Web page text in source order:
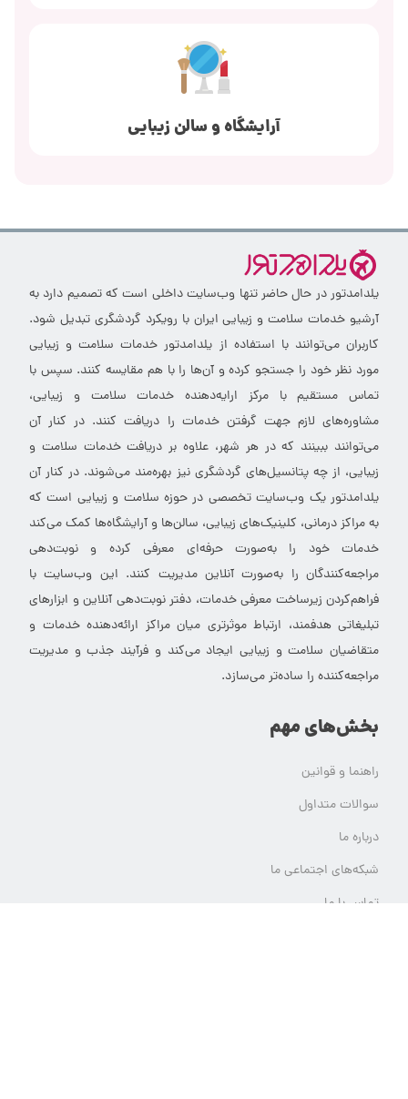
آرایشگاه و سالن زیبایی
یلدامدتور در حال حاضر تنها وب‌سایت داخلی است که تصمیم دارد به
آرشیو خدمات سلامت و زیبایی ایران با رویکرد گردشگری تبدیل شود.
کاربران می‌توانند با استفاده از یلدامدتور خدمات سلامت و زیبایی
مورد نظر خود را جستجو کرده و آن‌ها را با هم مقایسه کنند. سپس با
تماس مستقیم با مرکز ارایه‌دهنده خدمات سلامت و زیبایی،
مشاوره‌های لازم جهت گرفتن خدمات را دریافت کنند. در کنار آن
می‌توانند ببینند که در هر شهر، علاوه بر دریافت خدمات سلامت و
زیبایی، از چه پتانسیل‌های گردشگری نیز بهره‌مند می‌شوند. در کنار آن
یلدامدتور یک وب‌سایت تخصصی در حوزه سلامت و زیبایی است که
به مراکز درمانی، کلینیک‌های زیبایی، سالن‌ها و آرایشگاه‌ها کمک می‌کند
خدمات خود را به‌صورت حرفه‌ای معرفی کرده و نوبت‌دهی
مراجعه‌کنندگان را به‌صورت آنلاین مدیریت کنند. این وب‌سایت با
فراهم‌کردن زیرساخت معرفی خدمات، دفتر نوبت‌دهی آنلاین و ابزارهای
تبلیغاتی هدفمند، ارتباط موثرتری میان مراکز ارائه‌دهنده خدمات و
متقاضیان سلامت و زیبایی ایجاد می‌کند و فرآیند جذب و مدیریت
مراجعه‌کننده را ساده‌تر می‌سازد.
بخش‌های مهم
راهنما و قوانین
سوالات متداول
درباره ما
شبکه‌های اجتماعی ما
تماس با ما